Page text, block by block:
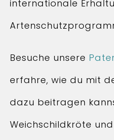
internationale
Besuche unsere
erfahre, wie du mit
dazu beitragen
Weichschildkröte